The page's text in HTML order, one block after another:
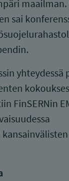
maailman.
sai
yhteydessä
FinSERNin